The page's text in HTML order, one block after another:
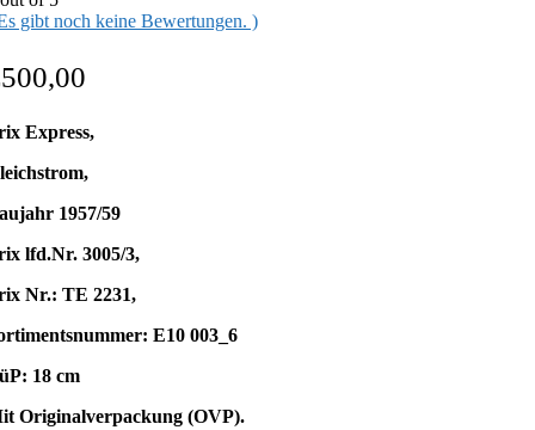
gibt noch keine Bewertungen. )
500,00
Express,
1957/59
lfd.Nr. 3005/3,
Nr.: TE 2231,
E10 003_6
18 cm
Originalverpackung (OVP).